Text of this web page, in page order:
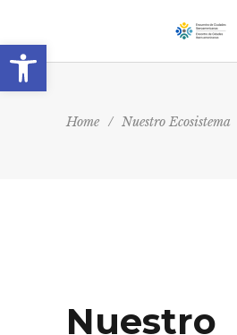
Home / Nuestro Ecosistema
Nuestro
Abrir barra de herramientas